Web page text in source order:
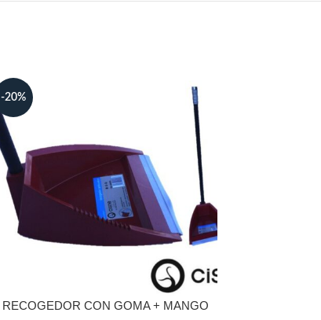
-20%
RECOGEDOR CON GOMA + MANGO